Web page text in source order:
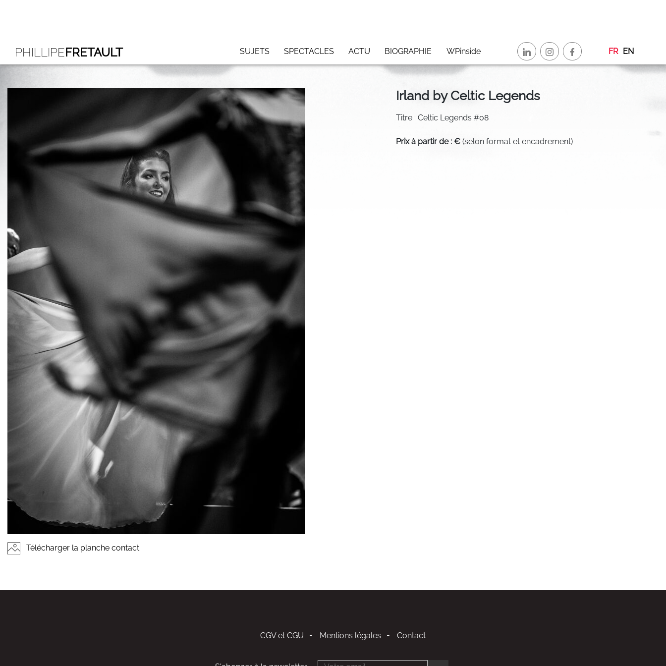
PHILLIPEFRETAULT SUJETS SPECTACLES ACTU BIOGRAPHIE WPinside FR EN
Télécharger la planche contact
Irland by Celtic Legends
Titre : Celtic Legends #08
Prix à partir de : € (selon format et encadrement)
CGV et CGU Mentions légales Contact